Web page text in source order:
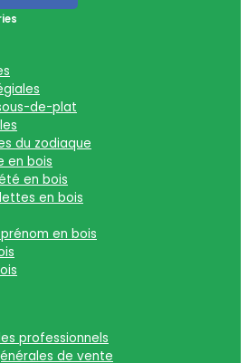
de-plat
du zodiaque
en bois
en bois
en bois
en bois
professionnels
de vente